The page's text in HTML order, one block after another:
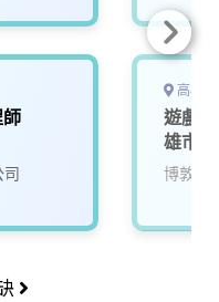
司
高雄
遊戲
雄市)
博敦電